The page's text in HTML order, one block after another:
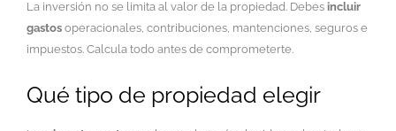
La inversión no se limita al valor de la propiedad. Debes incluir
gastos operacionales, contribuciones, mantenciones, seguros e
impuestos. Calcula todo antes de comprometerte.
Qué tipo de propiedad elegir